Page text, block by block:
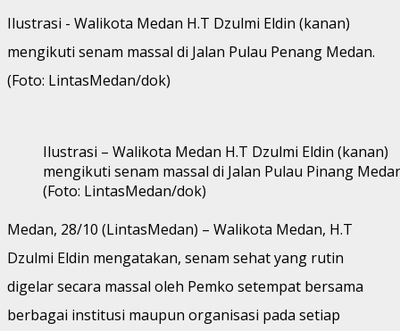
Ilustrasi - Walikota Medan H.T Dzulmi Eldin (kanan)
mengikuti senam massal di Jalan Pulau Penang Medan.
(Foto: LintasMedan/dok)
Ilustrasi – Walikota Medan H.T Dzulmi Eldin (kanan)
mengikuti senam massal di Jalan Pulau Pinang
(Foto: LintasMedan/dok)
Medan, 28/10 (LintasMedan) – Walikota Medan, H.T
Dzulmi Eldin mengatakan, senam sehat yang rutin
digelar secara massal oleh Pemko setempat bersama
berbagai institusi maupun organisasi pada setiap